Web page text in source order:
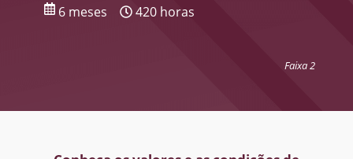
6 meses 420 horas
Faixa 2